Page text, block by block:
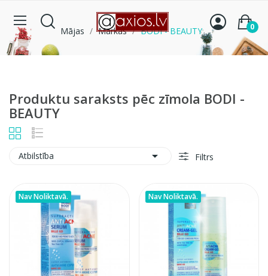
0
Mājas Markas BODI - BEAUTY
Produktu saraksts pēc zīmola BODI -
BEAUTY
Atbilstība  Filtrs
Nav Noliktavā. Nav Noliktavā.